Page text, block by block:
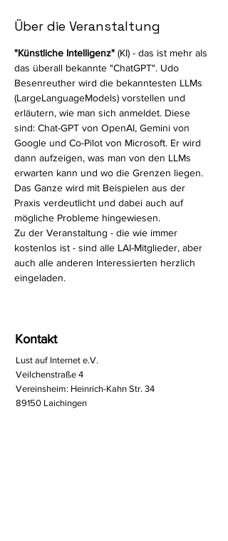
Über die Veranstaltung
"Künstliche Intelligenz" (KI) - das ist mehr als
das überall bekannte "ChatGPT". Udo
Besenreuther wird die bekanntesten LLMs
(LargeLanguageModels) vorstellen und
erläutern, wie man sich anmeldet. Diese
sind: Chat-GPT von OpenAI, Gemini von
Google und Co-Pilot von Microsoft. Er wird
dann aufzeigen, was man von den LLMs
erwarten kann und wo die Grenzen liegen.
Das Ganze wird mit Beispielen aus der
Praxis verdeutlicht und dabei auch auf
mögliche Probleme hingewiesen.
Zu der Veranstaltung - die wie immer
kostenlos ist - sind alle LAI-Mitglieder, aber
auch alle anderen Interessierten herzlich
eingeladen.
Kontakt
Lust auf Internet e.V.
Veilchenstraße 4
Vereinsheim: Heinrich-Kahn Str. 34
89150 Laichingen